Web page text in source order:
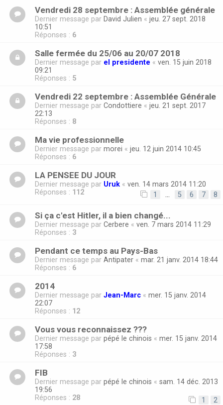
Vendredi 28 septembre : Assemblée générale
Dernier message par David Julien « jeu. 27 sept. 2018
10:51
Réponses : 6
Salle fermée du 25/06 au 20/07 2018
Dernier message par el presidente « ven. 15 juin 2018
09:21
Réponses : 5
Vendredi 22 septembre : Assemblée Générale
Dernier message par Condottiere « jeu. 21 sept. 2017
22:13
Réponses : 8
Ma vie professionnelle
Dernier message par morei « jeu. 12 juin 2014 10:45
Réponses : 6
LA PENSEE DU JOUR
Dernier message par Uruk « ven. 14 mars 2014 11:20
Réponses : 112 1 … 5 6 7 8
Si ça c'est Hitler, il a bien changé...
Dernier message par Cerbere « ven. 7 mars 2014 11:29
Réponses : 3
Pendant ce temps au Pays-Bas
Dernier message par Antipater « mar. 21 janv. 2014 18:44
Réponses : 6
2014
Dernier message par Jean-Marc « mer. 15 janv. 2014
22:07
Réponses : 12
Vous vous reconnaissez ???
Dernier message par pépé le chinois « mer. 15 janv. 2014
17:58
Réponses : 3
FIB
Dernier message par pépé le chinois « sam. 14 déc. 2013
19:56
Réponses : 28 1 2